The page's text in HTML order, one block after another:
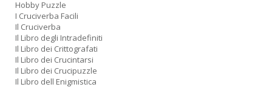
Hobby Puzzle
I Cruciverba Facili
Il Cruciverba
Il Libro degli Intradefiniti
Il Libro dei Crittografati
Il Libro dei Crucintarsi
Il Libro dei Crucipuzzle
Il Libro dell Enigmistica